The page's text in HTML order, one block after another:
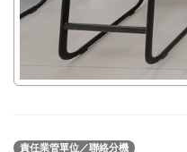
責任業管單位／聯絡分機